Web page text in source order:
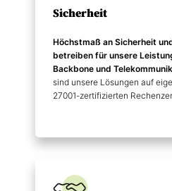
Sicherheit
Höchstmaß an Sicherheit
betreiben für unsere
Backbone und
sind unsere Lösungen auf
27001-zertifizierten